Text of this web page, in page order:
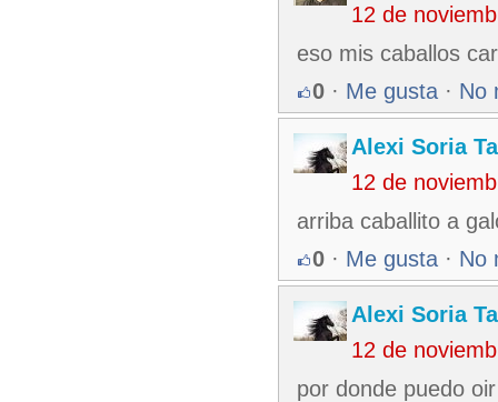
12 de
eso mis caballos
0 · Me gusta · No
Alexi Soria
12 de
arriba caballito a
0 · Me gusta · No
Alexi Soria
12 de
por donde puedo